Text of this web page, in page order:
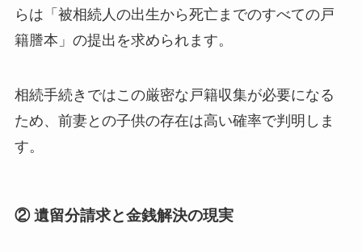
らは「被相続人の出生から死亡までのすべての戸
籍謄本」の提出を求められます。
相続手続きではこの厳密な戸籍収集が必要になる
ため、前妻との子供の存在は高い確率で判明しま
す。
② 遺留分請求と金銭解決の現実